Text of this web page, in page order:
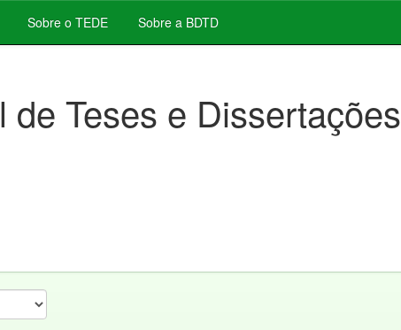
Sobre o TEDE Sobre a BDTD
de Teses e Dissertações